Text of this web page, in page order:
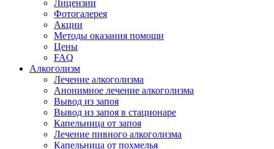
Лицензии
Фотогалерея
Акции
Методы оказания помощи
Цены
FAQ
Алкоголизм
Лечение алкоголизма
Анонимное лечение алкоголизма
Вывод из запоя
Вывод из запоя в стационаре
Капельница от запоя
Лечение пивного алкоголизма
Капельница от похмелья